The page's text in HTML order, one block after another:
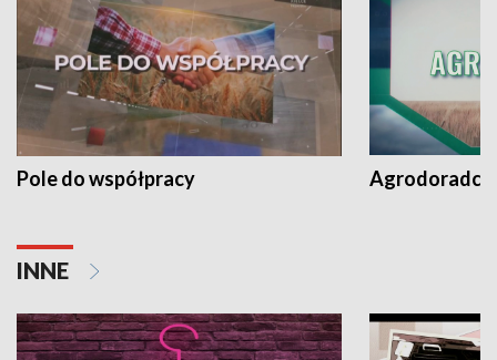
Pole do współpracy Agrodoradcy
INNE